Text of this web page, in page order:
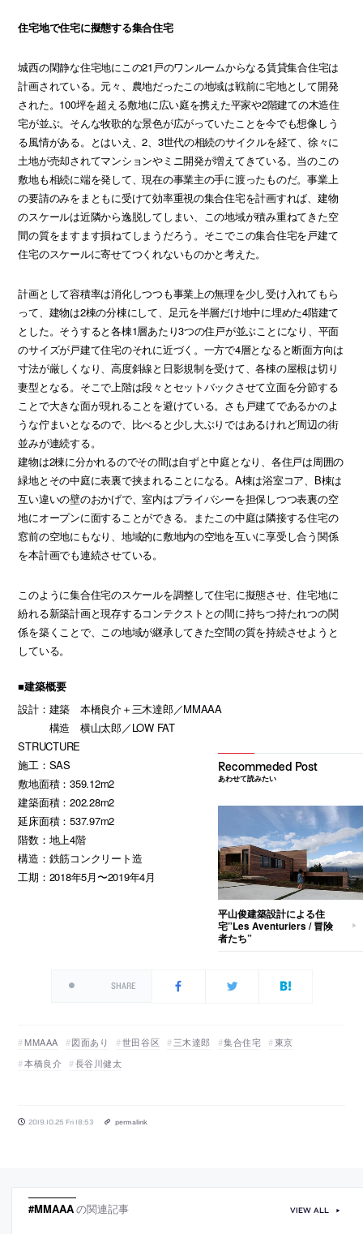
住宅地で住宅に擬態する集合住宅
城西の閑静な住宅地にこの21戸のワンルームからなる賃貸集合住宅は
計画されている。元々、農地だったこの地域は戦前に宅地として開発
された。100坪を超える敷地に広い庭を携えた平家や2階建ての木造住
宅が並ぶ。そんな牧歌的な景色が広がっていたことを今でも想像しう
る風情がある。とはいえ、2、3世代の相続のサイクルを経て、徐々に
土地が売却されてマンションやミニ開発が増えてきている。当のこの
敷地も相続に端を発して、現在の事業主の手に渡ったものだ。事業上
の要請のみをまともに受けて効率重視の集合住宅を計画すれば、建物
のスケールは近隣から逸脱してしまい、この地域が積み重ねてきた空
間の質をますます損ねてしまうだろう。そこでこの集合住宅を戸建て
住宅のスケールに寄せてつくれないものかと考えた。
計画として容積率は消化しつつも事業上の無理を少し受け入れてもら
って、建物は2棟の分棟にして、足元を半層だけ地中に埋めた4階建て
とした。そうすると各棟1層あたり3つの住戸が並ぶことになり、平面
のサイズが戸建て住宅のそれに近づく。一方で4層となると断面方向は
寸法が厳しくなり、高度斜線と日影規制を受けて、各棟の屋根は切り
妻型となる。そこで上階は段々とセットバックさせて立面を分節する
ことで大きな面が現れることを避けている。さも戸建てであるかのよ
うな佇まいとなるので、比べると少し大ぶりではあるけれど周辺の街
並みが連続する。
建物は2棟に分かれるのでその間は自ずと中庭となり、各住戸は周囲の
緑地とその中庭に表裏で挟まれることになる。A棟は浴室コア、B棟は
互い違いの壁のおかげで、室内はプライバシーを担保しつつ表裏の空
地にオープンに面することができる。またこの中庭は隣接する住宅の
窓前の空地にもなり、地域的に敷地内の空地を互いに享受し合う関係
を本計画でも連続させている。
このように集合住宅のスケールを調整して住宅に擬態させ、住宅地に
紛れる新築計画と現存するコンテクストとの間に持ちつ持たれつの関
係を築くことで、この地域が継承してきた空間の質を持続させようと
している。
■建築概要
設計：建築 本橋良介＋三木達郎／MMAAA
構造 横山太郎／LOW FAT
STRUCTURE
施工：SAS
敷地面積：359.12m2
建築面積：202.28m2
延床面積：537.97m2
階数：地上4階
構造：鉄筋コンクリート造
工期：2018年5月〜2019年4月
あわせて読みたい
平山俊建築設計による住
宅”Les Aventuriers / 冒険
者たち”
SHARE
MMAAA 図面あり 世田谷区 三木達郎 集合住宅
東京
本橋良介
長谷川健太
2019.10.25 Fri 18:53 permalink
#MMAAAの関連記事 VIEW ALL